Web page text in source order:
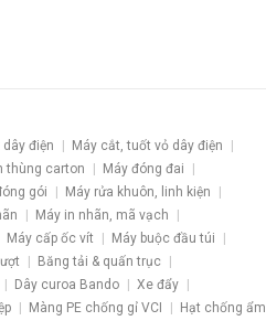
điện
Máy cắt, tuốt vỏ dây điện
thùng carton
Máy đóng đai
gói
Máy rửa khuôn, linh kiện
Máy in nhãn, mã vạch
Máy cấp ốc vít
Máy buộc đầu túi
Băng tải & quấn trục
Dây curoa Bando
Xe đẩy
Màng PE chống gỉ VCI
Hạt chống ẩm